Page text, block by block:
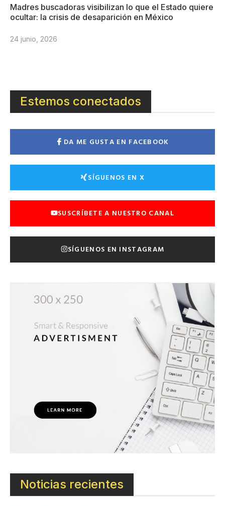
Madres buscadoras visibilizan lo que el Estado quiere
ocultar: la crisis de desaparición en México
24 junio, 2026
Estemos conectados
DA ME GUSTA EN FACEBOOK
SÍGUENOS EN X
SUSCRÍBETE A NUESTRO CANAL
SÍGUENOS EN INSTAGRAM
Noticias recientes